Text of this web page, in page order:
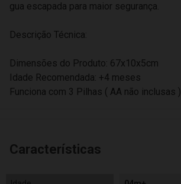
gua escapada para maior segurança.
Descrição Técnica:
Dimensões do Produto: 67x10x5cm
Idade Recomendada: +4 meses
Funciona com 3 Pilhas ( AA não inclusas )
Características